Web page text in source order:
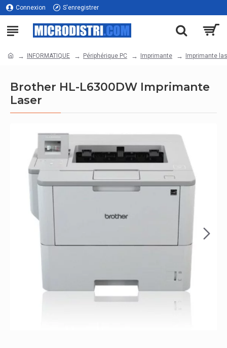
Connexion S'enregistrer
INFORMATIQUE Périphérique PC Imprimante Imprimante
Brother HL-L6300DW Imprimante
Laser